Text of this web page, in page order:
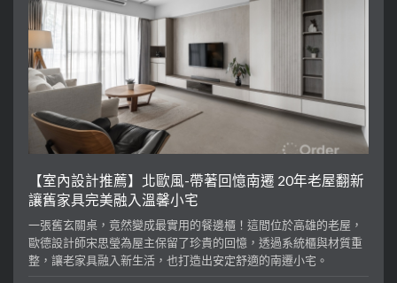
【室內設計推薦】北歐風-帶著回憶南遷 20年老屋翻新
讓舊家具完美融入溫馨小宅
一張舊玄關桌，竟然變成最實用的餐邊櫃！這間位於高雄的老屋，
歐德設計師宋思瑩為屋主保留了珍貴的回憶，透過系統櫃與材質重
整，讓老家具融入新生活，也打造出安定舒適的南遷小宅。